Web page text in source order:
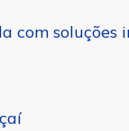
com soluções